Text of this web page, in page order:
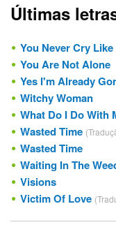
Últimas
You Never Cry
You Are Not Alone
Yes I'm Already
Witchy Woman
What Do I Do With
Wasted Time
Wasted Time
Waiting In The
Visions
Victim Of Love